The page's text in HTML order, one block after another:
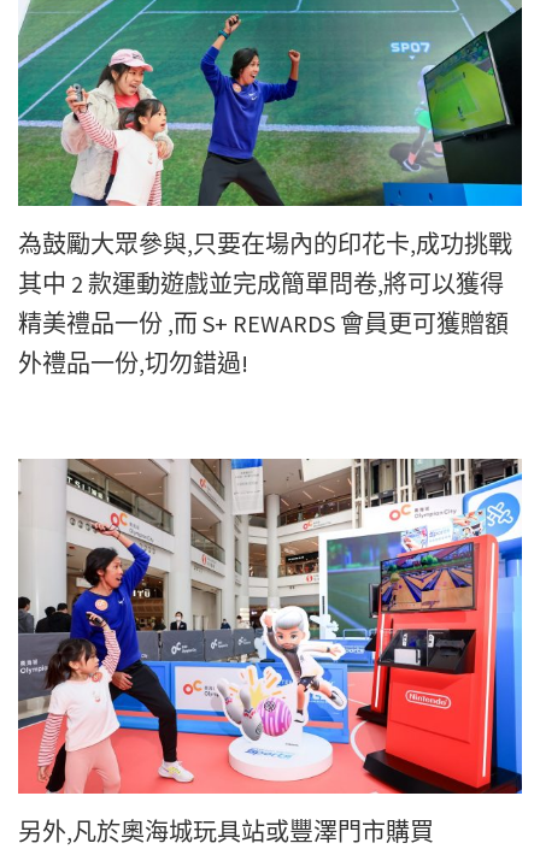
為鼓勵大眾參與,只要在場內的印花卡,成功挑戰
其中 2 款運動遊戲並完成簡單問卷,將可以獲得
精美禮品一份 ,而 S+ REWARDS 會員更可獲贈額
外禮品一份,切勿錯過!
另外,凡於奧海城玩具站或豐澤門市購買